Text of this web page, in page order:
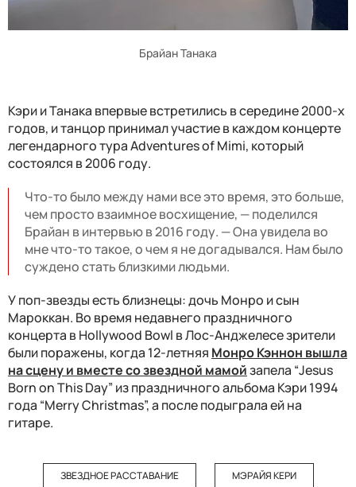
Брайан Танака
Кэри и Танака впервые встретились в середине 2000-х
годов, и танцор принимал участие в каждом концерте
легендарного тура Adventures of Mimi, который
состоялся в 2006 году.
Что-то было между нами все это время, это больше,
чем просто взаимное восхищение, — поделился
Брайан в интервью в 2016 году. — Она увидела во
мне что-то такое, о чем я не догадывался. Нам было
суждено стать близкими людьми.
У поп-звезды есть близнецы: дочь Монро и сын
Мароккан. Во время недавнего праздничного
концерта в Hollywood Bowl в Лос-Анджелесе зрители
были поражены, когда 12-летняя Монро Кэннон вышла
на сцену и вместе со звездной мамойзапела “Jesus
Born on This Day” из праздничного альбома Кэри 1994
года “Merry Christmas”, а после подыграла ей на
гитаре.
ЗВЕЗДНОЕ РАССТАВАНИЕ МЭРАЙЯ КЕРИ